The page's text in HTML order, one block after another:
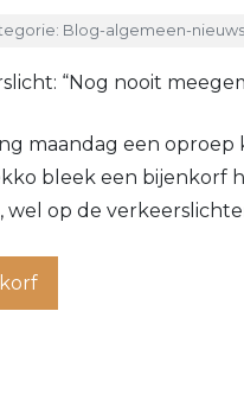
Blog-algemeen-nieuws
“Nog nooit
maandag een
bleek een bijenkorf
op de